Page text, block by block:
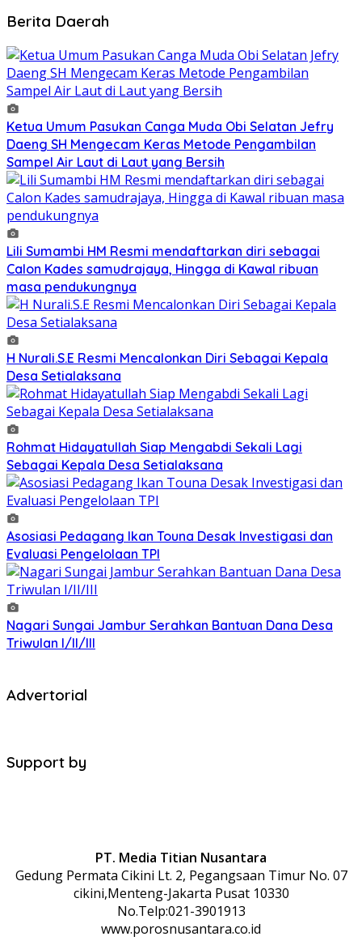
Berita Daerah
Ketua Umum Pasukan Canga Muda Obi Selatan Jefry
Daeng SH Mengecam Keras Metode Pengambilan
Sampel Air Laut di Laut yang Bersih
Lili Sumambi HM Resmi mendaftarkan diri sebagai
Calon Kades samudrajaya, Hingga di Kawal ribuan
masa pendukungnya
H Nurali.S.E Resmi Mencalonkan Diri Sebagai Kepala
Desa Setialaksana
Rohmat Hidayatullah Siap Mengabdi Sekali Lagi
Sebagai Kepala Desa Setialaksana
Asosiasi Pedagang Ikan Touna Desak Investigasi dan
Evaluasi Pengelolaan TPI
Nagari Sungai Jambur Serahkan Bantuan Dana Desa
Triwulan I/II/III
Advertorial
Support by
PT. Media Titian Nusantara
Gedung Permata Cikini Lt. 2, Pegangsaan Timur No. 07
cikini,Menteng-Jakarta Pusat 10330
No.Telp:021-3901913
www.porosnusantara.co.id